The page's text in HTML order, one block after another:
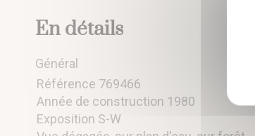
En détails
Général
Référence 769466
Année de construction 1980
Exposition S-W